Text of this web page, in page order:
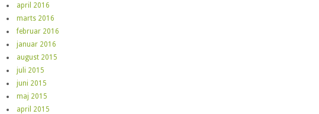
april 2016
marts 2016
februar 2016
januar 2016
august 2015
juli 2015
juni 2015
maj 2015
april 2015